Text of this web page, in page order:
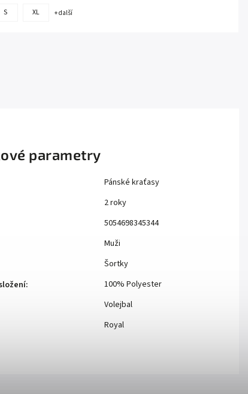
S XL + další
parametry
Pánské kraťasy
2 roky
5054698345344
Muži
Šortky
:
100% Polyester
Volejbal
Royal